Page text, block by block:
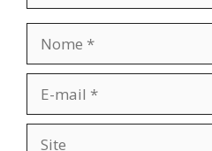
mail